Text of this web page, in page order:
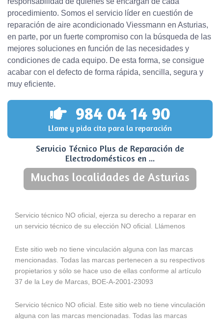
procedimiento. Somos el servicio líder en cuestión de
reparación de aire acondicionado Viessmann en Asturias,
en parte, por un fuerte compromiso con la búsqueda de las
mejores soluciones en función de las necesidades y
condiciones de cada equipo. De esta forma, se consigue
acabar con el defecto de forma rápida, sencilla, segura y
muy eficiente.
984 04 14 90
Llame y pida cita para la reparación
Servicio Técnico Plus de Reparación de
Electrodomésticos en ...
Muchas localidades de Asturias
Servicio técnico NO oficial, ejerza su derecho a reparar en
un servicio técnico de su elección NO oficial. Llámenos
Este sitio web no tiene vinculación alguna con las marcas
mencionadas. Todas las marcas pertenecen a su respectivos
propietarios y sólo se hace uso de ellas conforme al artículo
37 de la Ley de Marcas, BOE-A-2001-23093
Servicio técnico NO oficial. Este sitio web no tiene vinculación
alguna con las marcas mencionadas. Todas las marcas